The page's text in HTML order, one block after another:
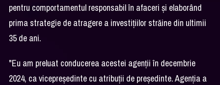
pentru comportamentul responsabil în afaceri și elaborând
prima strategie de atragere a investițiilor străine din ultimii
35 de ani.
"Eu am preluat conducerea acestei agenții în decembrie
2024, ca vicepreședinte cu atribuții de președinte. Agenția a